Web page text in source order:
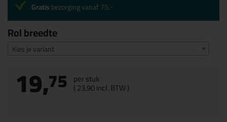
Rol breedte
Kies je variant
19,75 per stuk
(23,90incl. BTW )
Gratisbezorging vanaf 75,-